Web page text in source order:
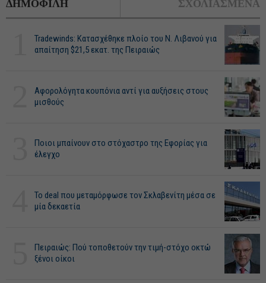
ΔΗΜΟΦΙΛΗ ΣΧΟΛΙΑΣΜΕΝΑ
Tradewinds: Κατασχέθηκε πλοίο του Ν. Λιβανού για
απαίτηση $21,5 εκατ. της Πειραιώς
Αφορολόγητα κουπόνια αντί για αυξήσεις στους
μισθούς
Ποιοι μπαίνουν στο στόχαστρο της Εφορίας για
έλεγχο
Το deal που μεταμόρφωσε τον Σκλαβενίτη μέσα σε
μία δεκαετία
Πειραιώς: Πού τοποθετούν την τιμή-στόχο οκτώ
ξένοι οίκοι